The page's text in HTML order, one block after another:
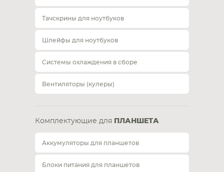
Тачскрины для ноутбуков
Шлейфы для ноутбуков
Системы охлаждения в сборе
Вентиляторы (кулеры)
Комплектующие для ПЛАНШЕТА
Аккумуляторы для планшетов
Блоки питания для планшетов